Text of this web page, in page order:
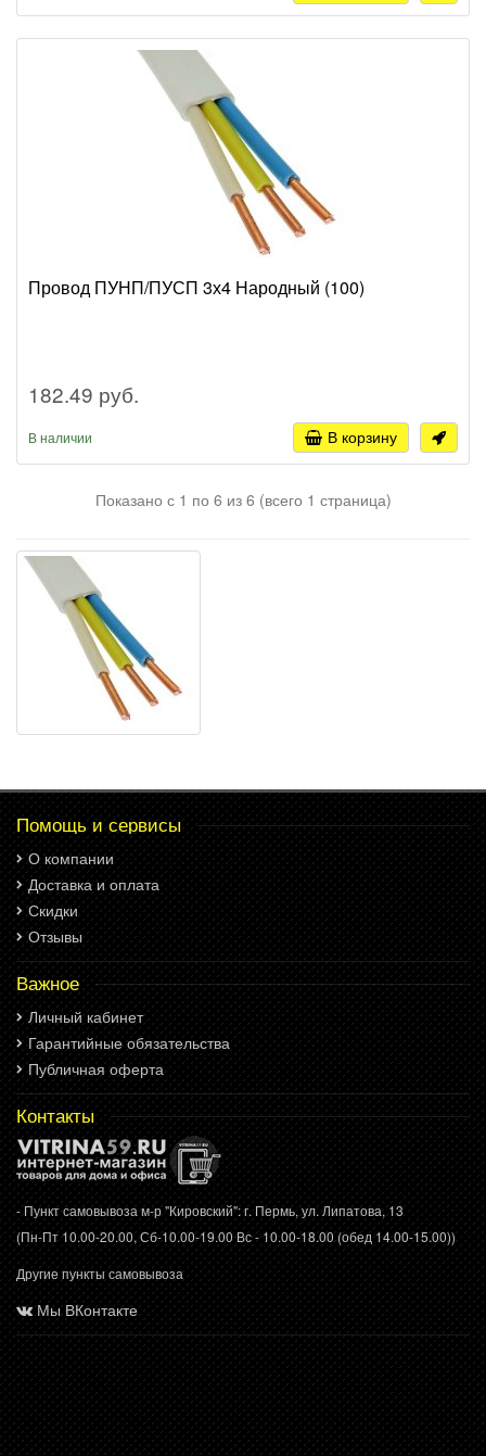
Провод ПУНП/ПУСП 3х4 Народный (100)
182.49 руб.
В наличии В корзину
Показано с 1 по 6 из 6 (всего 1 страница)
Помощь и сервисы
О компании
Доставка и оплата
Скидки
Отзывы
Важное
Личный кабинет
Гарантийные обязательства
Публичная оферта
Контакты
- Пункт самовывоза м-р "Кировский": г. Пермь, ул. Липатова, 13
(Пн-Пт 10.00-20.00, Сб-10.00-19.00 Вс - 10.00-18.00 (обед 14.00-15.00))
Другие пункты самовывоза
Мы ВКонтакте